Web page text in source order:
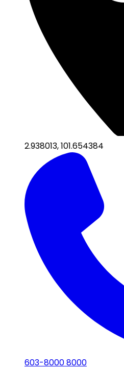
2.938013,101.654384
603-8000 8000